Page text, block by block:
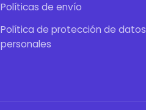
Políticas de envío
Política de protección de datos
personales